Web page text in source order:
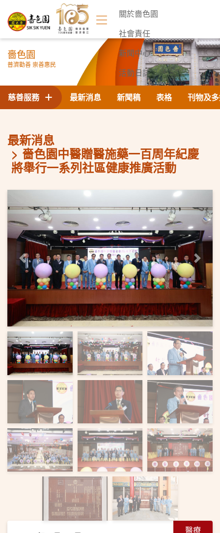
關於嗇色園
社會責任
新聞中心
活動日誌
聯絡我們
嗇色園
普濟勸善 崇善惠民
最新消息 新聞稿 表格 刊物及
慈善服務
最新消息
嗇色園中醫贈醫施藥一百周年紀慶
將舉行一系列社區健康推廣活動
上一頁 下一頁
醫療